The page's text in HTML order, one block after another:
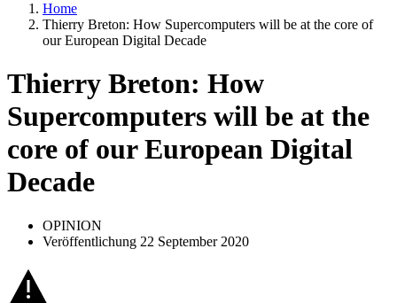
Home
Thierry Breton: How Supercomputers will be at the core of
our European Digital Decade
Thierry Breton: How
Supercomputers will be at the
core of our European Digital
Decade
OPINION
Veröffentlichung 22 September 2020